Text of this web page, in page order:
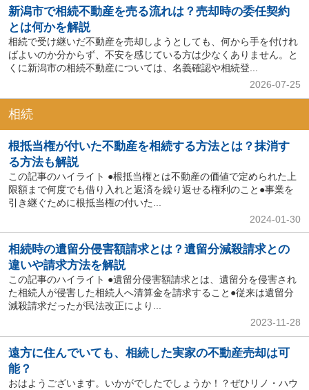
新潟市で相続不動産を売る流れは？売却時の委任契約
とは何かを解説
相続で受け継いだ不動産を売却しようとしても、何から手を付けれ
ばよいのか分からず、不安を感じている方は少なくありません。と
くに新潟市の相続不動産については、名義確認や相続登...
2026-07-25
相続
根抵当権が付いた不動産を相続する方法とは？抹消す
る方法も解説
この記事のハイライト ●根抵当権とは不動産の価値で定められた上
限額まで何度でも借り入れと返済を繰り返せる権利のこと●事業を
引き継ぐために根抵当権の付いた...
2024-01-30
相続時の遺留分侵害額請求とは？遺留分減殺請求との
違いや請求方法を解説
この記事のハイライト ●遺留分侵害額請求とは、遺留分を侵害され
た相続人が侵害した相続人へ清算金を請求すること●従来は遺留分
減殺請求だったが民法改正により...
2023-11-28
遠方に住んでいても、相続した実家の不動産売却は可
能？
おはようございます。いかがでしたでしょうか！？ぜひリノ・ハウ